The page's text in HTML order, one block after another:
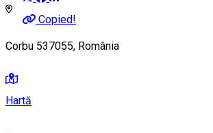
Copied!
Corbu 537055, România
Hartă